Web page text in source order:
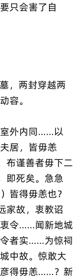
只会害了自
，两封穿越两
容。
室外内同……以
居，皆毋恙
布谨善者毋下二
即死矣。急急
皆得毋恙也？
家故，衷教诏
令……闻新地城
者实……为惊祠
中故。惊敢大
得毋恙……？新